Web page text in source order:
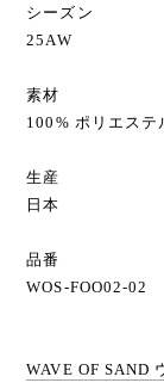
シーズン
25AW
素材
100% ポリエス
生産
日本
品番
WOS-FOO02-02
WAVE OF SAND